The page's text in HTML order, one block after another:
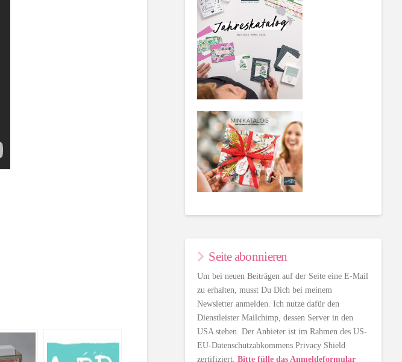
Seite abonnieren
Um bei neuen Beiträgen auf der Seite eine E-Mail
zu erhalten, musst Du Dich bei meinem
Newsletter anmelden. Ich nutze dafür den
Dienstleister Mailchimp, dessen Server in den
USA stehen. Der Anbieter ist im Rahmen des US-
EU-Datenschutzabkommens Privacy Shield
zertifiziert.Bitte fülle das Anmeldeformular